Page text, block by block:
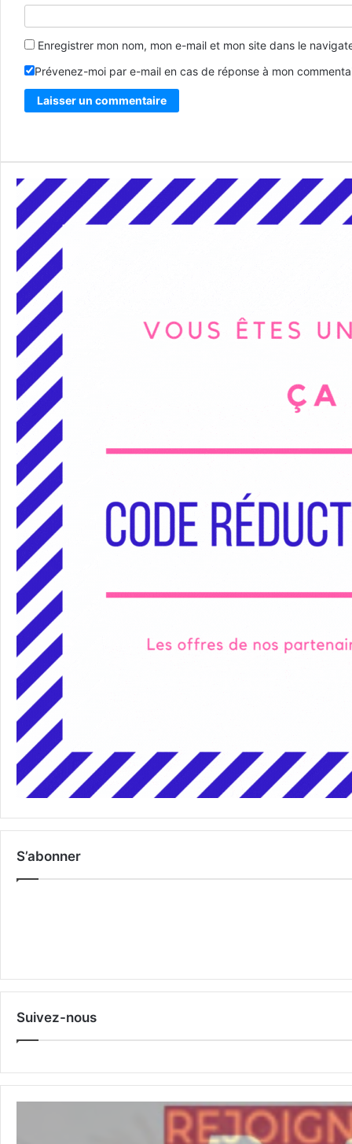
Enregistrer mon nom, mon e-mail et mon site dans le
Prévenez-moi par e-mail en cas de réponse à mon
S’abonner
Suivez-nous